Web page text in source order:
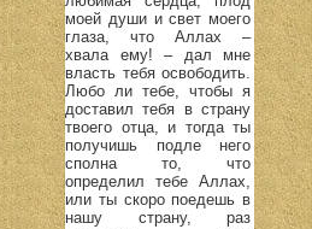
моей души и свет моего
глаза, что Аллах –
хвала ему! – дал мне
власть тебя освободить.
Любо ли тебе, чтобы я
доставил тебя в страну
твоего отца, и тогда ты
получишь подле него
сполна то, что
определил тебе Аллах,
или ты скоро поедешь в
нашу страну, раз